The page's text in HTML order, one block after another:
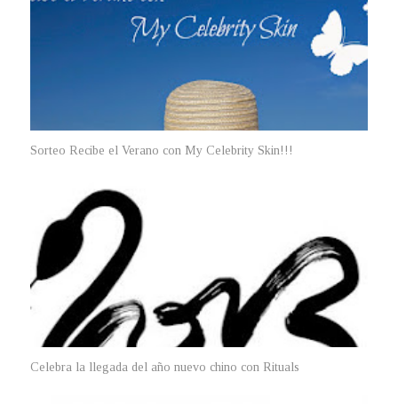
Sorteo Recibe el Verano con My Celebrity Skin!!!
Celebra la llegada del año nuevo chino con Rituals